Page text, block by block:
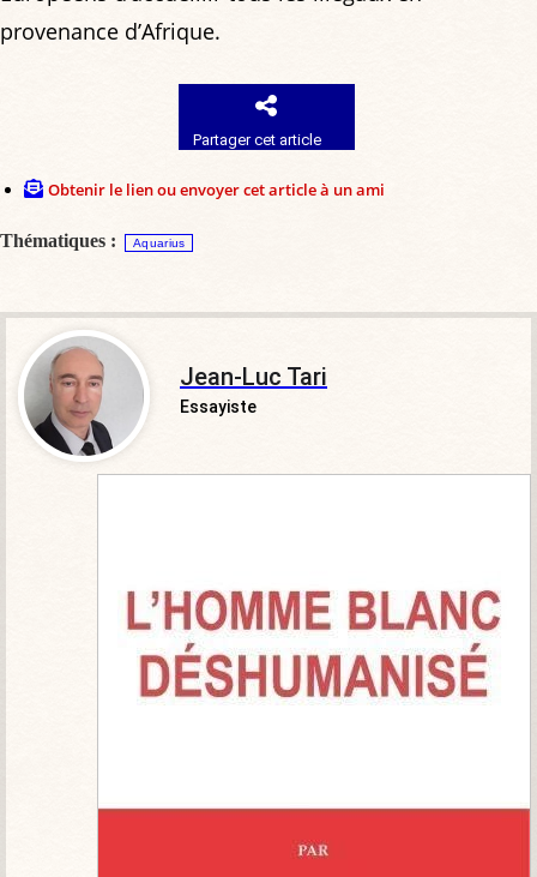
provenance d’Afrique.
Partager cet article
Obtenir le lien ou envoyer cet article à un ami
Thématiques : Aquarius
Jean-Luc Tari
Essayiste